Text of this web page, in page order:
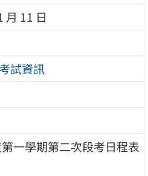
月 11 日
考試資訊
一學期第二次段考日程表